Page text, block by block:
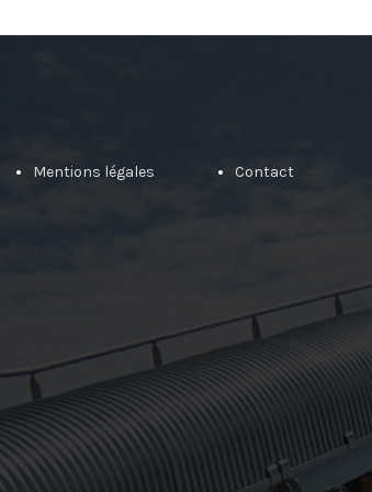
Mentions légales Contact